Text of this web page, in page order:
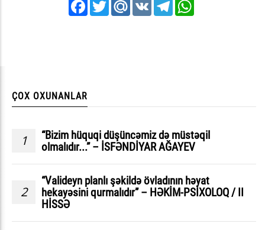
FacebookTwitterMail.RuVK Telegram
ÇOX OXUNANLAR
1
“Bizim hüquqi düşüncəmiz də müstəqil
olmalıdır...” – İSFƏNDİYAR AĞAYEV
2
“Valideyn planlı şəkildə övladının həyat
hekayəsini qurmalıdır” – HƏKİM-PSİXOLOQ / II
HİSSƏ